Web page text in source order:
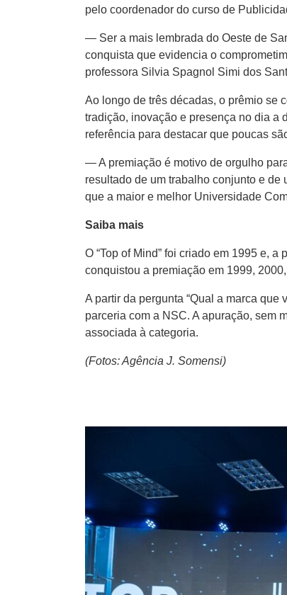
pelo coordenador do curso de
— Ser a mais lembrada do Oeste de
conquista que evidencia o
professora Silvia Spagnol Simi dos
Ao longo de três décadas, o prêmio se
tradição, inovação e presença no dia a
referência para destacar que poucas
— A premiação é motivo de orgulho
resultado de um trabalho conjunto e
que a maior e melhor Universidade
Saiba mais
O “Top of Mind” foi criado em 1995 e,
conquistou a premiação em 1999,
A partir da pergunta “Qual a marca
parceria com a NSC. A apuração, sem
associada à categoria.
(Fotos: Agência J. Somensi)